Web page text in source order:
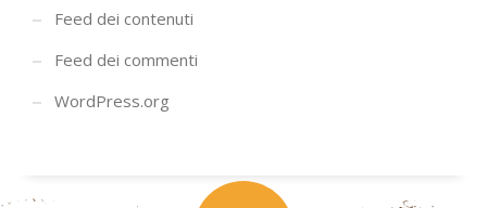
Feed dei contenuti
Feed dei commenti
WordPress.org